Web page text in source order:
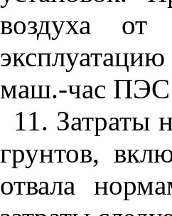
воздуха
маш.-час ПЭС
11. Затраты
грунтов,
отвала